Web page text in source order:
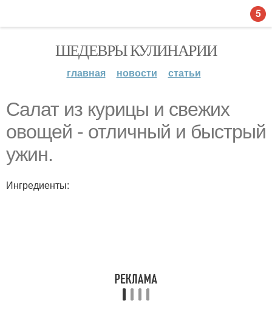
ШЕДЕВРЫ КУЛИНАРИИ
главная новости статьи
Салат из курицы и свежих
овощей - отличный и быстрый
ужин.
Ингредиенты:
5